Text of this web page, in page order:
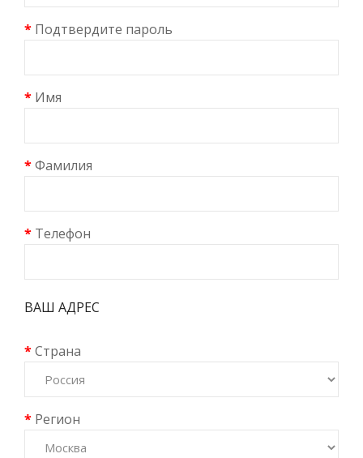
Подтвердите пароль
Имя
Фамилия
Телефон
ВАШ АДРЕС
Страна
Регион